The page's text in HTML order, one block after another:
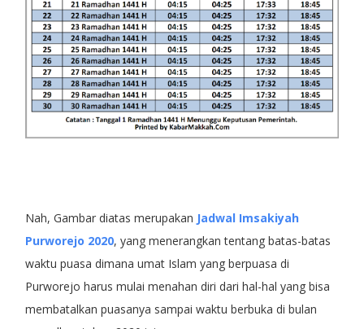
Nah, Gambar diatas merupakan Jadwal Imsakiyah
Purworejo 2020, yang menerangkan tentang batas-batas
waktu puasa dimana umat Islam yang berpuasa di
Purworejo harus mulai menahan diri dari hal-hal yang bisa
membatalkan puasanya sampai waktu berbuka di bulan